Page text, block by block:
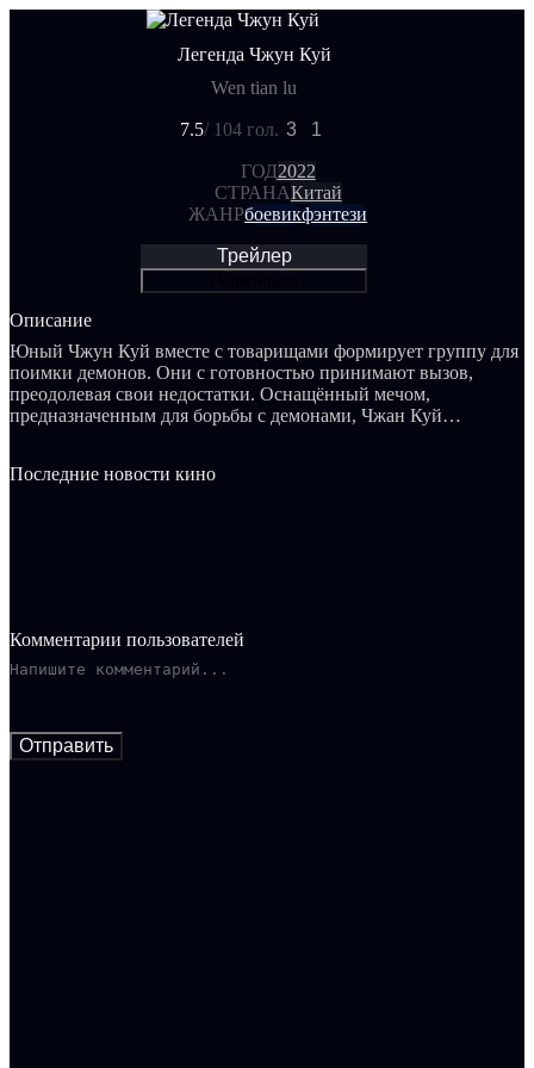
Легенда Чжун Куй
Wen tian lu
7.5/ 104 гол. 3 1
ГОД2022
СТРАНАКитай
ЖАНРбоевикфэнтези
Трейлер
Описание
Юный Чжун Куй вместе с товарищами формирует группу для
поимки демонов. Они с готовностью принимают вызов,
преодолевая свои недостатки. Оснащённый мечом,
предназначенным для борьбы с демонами, Чжан Куй
Последние новости кино
Комментарии пользователей
Отправить